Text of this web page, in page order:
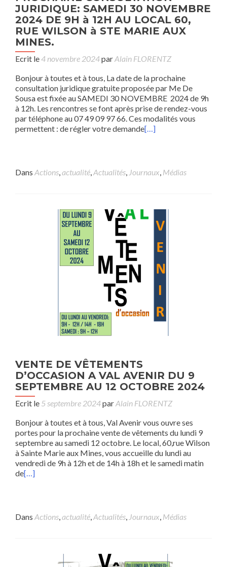
JURIDIQUE: SAMEDI 30 NOVEMBRE
2024 DE 9H à 12H AU LOCAL 60,
RUE WILSON à STE MARIE AUX
MINES.
Ecrit le4 novembre 2024parAlain FLORENTZ
Bonjour à toutes et à tous, La date de la prochaine
consultation juridique gratuite proposée par Me De
Sousa est fixée au SAMEDI 30 NOVEMBRE 2024 de 9h
à 12h. Les rencontres se font après prise de rendez-vous
par téléphone au 07 49 09 97 66. Ces modalités vous
permettent : de régler votre demande[…]
Dans Actions,actualité,Actualités, Journaux, Médias
VENTE DE VÊTEMENTS
D’OCCASION A VAL AVENIR DU 9
SEPTEMBRE AU 12 OCTOBRE 2024
Ecrit le 5 septembre 2024parAlain FLORENTZ
Bonjour à toutes et à tous, Val Avenir vous ouvre ses
portes pour la prochaine vente de vêtements du lundi 9
septembre au samedi 12 octobre. Le local, 60,rue Wilson
à Sainte Marie aux Mines, vous accueille du lundi au
vendredi de 9h à 12h et de 14h à 18h et le samedi matin
de[…]
Dans Actions,actualité,Actualités, Journaux, Médias